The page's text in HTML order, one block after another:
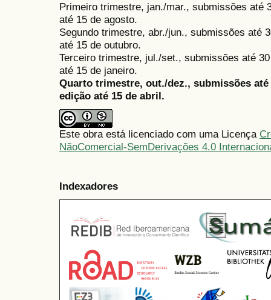
Primeiro trimestre, jan./mar., submissões até
até 15 de agosto.
Segundo trimestre, abr./jun., submissões até
até 15 de outubro.
Terceiro trimestre, jul./set., submissões até
até 15 de janeiro.
Quarto trimestre, out./dez., submissões
edição até 15 de abril.
Este obra está licenciado com uma Licença
NãoComercial-SemDerivações 4.0
Indexadores